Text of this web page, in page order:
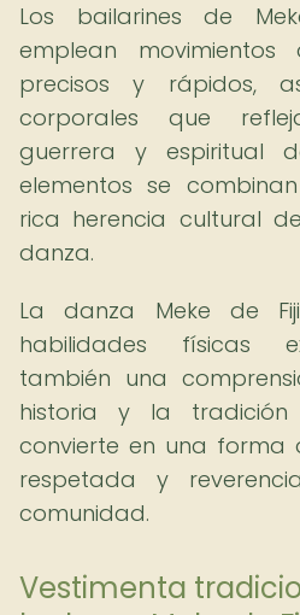
Los bailarines de
emplean
precisos y rápidos,
corporales que
guerrera y espiritual
elementos se
rica herencia cultural
danza.
La danza Meke de
habilidades físicas
también una
historia y la
convierte en una forma
respetada y
comunidad.
Vestimenta